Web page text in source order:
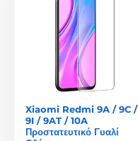
Xiaomi Redmi 9A / 9C /
9I / 9AT / 10A
Προστατευτικό Γυαλί